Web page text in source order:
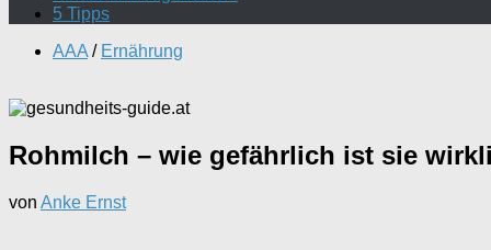
5 Tipps
AAA / Ernährung
Rohmilch – wie gefährlich ist sie
von Anke Ernst